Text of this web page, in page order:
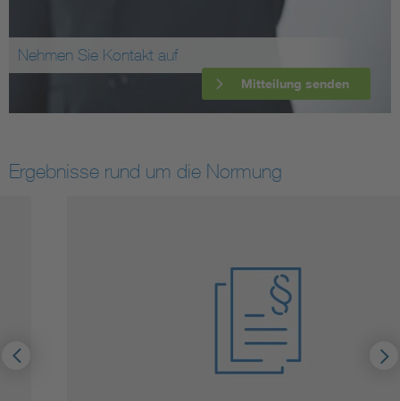
Nehmen Sie Kontakt auf
Mitteilung senden
Ergebnisse rund um die Normung